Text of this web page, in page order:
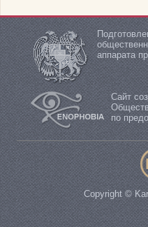
аппарата
Сайт
по
Copyright ©